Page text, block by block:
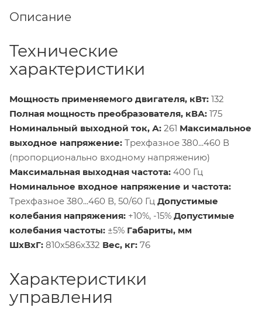
Описание
Технические
характеристики
Мощность применяемого двигателя, кВт: 132
Полная мощность преобразователя, кВА: 175
Номинальный выходной ток, А: 261 Максимальное
выходное напряжение: Трехфазное 380...460 В
(пропорционально входному напряжению)
Максимальная выходная частота: 400 Гц
Номинальное входное напряжение и частота:
Трехфазное 380...460 В, 50/60 Гц Допустимые
колебания напряжения: +10%, -15% Допустимые
колебания частоты: ±5% Габариты, мм
ШхВхГ: 810х586х332 Вес, кг: 76
Характеристики
управления